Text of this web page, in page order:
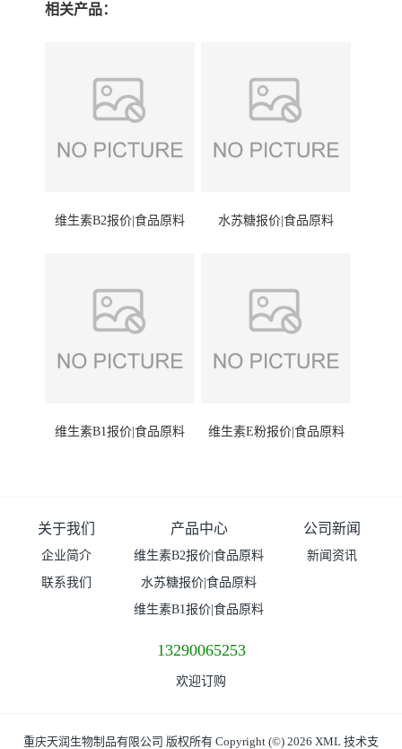
相关产品：
维生素B2报价|食品原料 水苏糖报价|食品原料
维生素B1报价|食品原料 维生素E粉报价|食品原料
关于我们
企业简介
联系我们
产品中心
维生素B2报价|食品原料
水苏糖报价|食品原料
维生素B1报价|食品原料
公司新闻
新闻资讯
13290065253
欢迎订购
重庆天润生物制品有限公司 版权所有 Copyright (©) 2026 XML 技术支